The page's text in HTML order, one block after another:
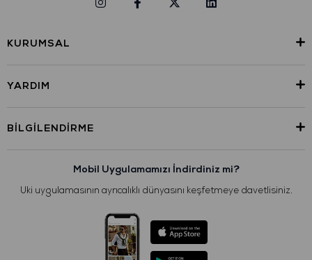
KURUMSAL
YARDIM
BILGILENDIRME
Mobil Uygulamamızı İndirdiniz mi?
Uki uygulamasının ayrıcalıklı dünyasını keşfetmeye davetlisiniz.